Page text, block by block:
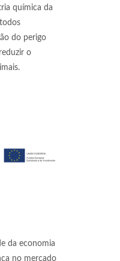
química da
do perigo
o
da economia
no mercado